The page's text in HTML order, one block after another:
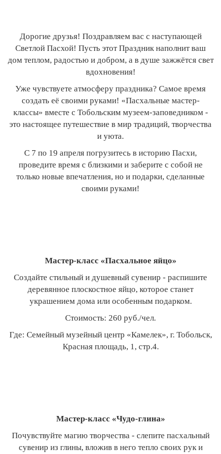
Дорогие друзья! Поздравляем вас с наступающей
Светлой Пасхой! Пусть этот Праздник наполнит ваш
дом теплом, радостью и добром, а в душе зажжётся свет
вдохновения!
Уже чувствуете атмосферу праздника? Самое время
создать её своими руками! «Пасхальные мастер-
классы» вместе с Тобольским музеем-заповедником -
это настоящее путешествие в мир традиций, творчества
и уюта.
С 7 по 19 апреля погрузитесь в историю Пасхи,
проведите время с близкими и заберите с собой не
только новые впечатления, но и подарки, сделанные
своими руками!
Мастер-класс «Пасхальное яйцо»
Создайте стильный и душевный сувенир - распишите
деревянное плоскостное яйцо, которое станет
украшением дома или особенным подарком.
Стоимость: 260 руб./чел.
Где: Семейный музейный центр «Камелек», г. Тобольск,
Красная площадь, 1, стр.4.
Мастер-класс «Чудо-глина»
Почувствуйте магию творчества - слепите пасхальный
сувенир из глины, вложив в него тепло своих рук и